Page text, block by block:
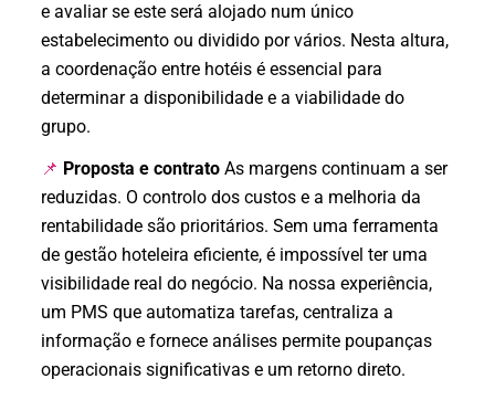
e avaliar se este será alojado num único
estabelecimento ou dividido por vários. Nesta altura,
a coordenação entre hotéis é essencial para
determinar a disponibilidade e a viabilidade do
grupo.
📌 Proposta e contrato As margens continuam a ser
reduzidas. O controlo dos custos e a melhoria da
rentabilidade são prioritários. Sem uma ferramenta
de gestão hoteleira eficiente, é impossível ter uma
visibilidade real do negócio. Na nossa experiência,
um PMS que automatiza tarefas, centraliza a
informação e fornece análises permite poupanças
operacionais significativas e um retorno direto.